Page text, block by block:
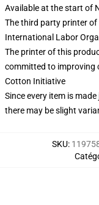
Available at the start of
The third party printer
International Labor
The printer of this
committed to improving
Cotton Initiative
Since every item is
there may be slight
SKU: